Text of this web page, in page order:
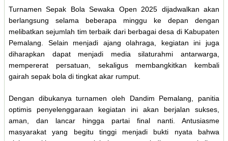
Turnamen Sepak Bola Sewaka Open 2025 dijadwalkan akan
berlangsung selama beberapa minggu ke depan dengan
melibatkan sejumlah tim terbaik dari berbagai desa di Kabupaten
Pemalang. Selain menjadi ajang olahraga, kegiatan ini juga
diharapkan dapat menjadi media silaturahmi antarwarga,
mempererat persatuan, sekaligus membangkitkan kembali
gairah sepak bola di tingkat akar rumput.
Dengan dibukanya turnamen oleh Dandim Pemalang, panitia
optimis penyelenggaraan kegiatan ini akan berjalan sukses,
aman, dan lancar hingga partai final nanti. Antusiasme
masyarakat yang begitu tinggi menjadi bukti nyata bahwa